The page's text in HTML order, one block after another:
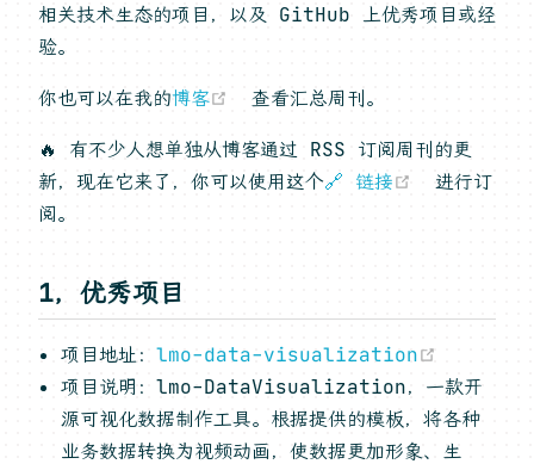
相关技术生态的项目，以及 GitHub 上优秀项目或经
验。
你也可以在我的博客 (opens new window)
查看汇总周刊。
🔥 有不少人想单独从博客通过 RSS 订阅周刊的更
新，现在它来了，你可以使用这个🔗 链接 (opens
进行订
阅。
1，优秀项目
项目地址：lmo-data-visualization
项目说明：lmo-DataVisualization，一款开
源可视化数据制作工具。根据提供的模板，将各种
业务数据转换为视频动画，使数据更加形象、生